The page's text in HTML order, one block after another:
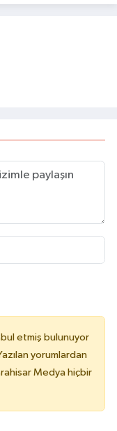
etmiş bulunuyor
yorumlardan
Medya hiçbir